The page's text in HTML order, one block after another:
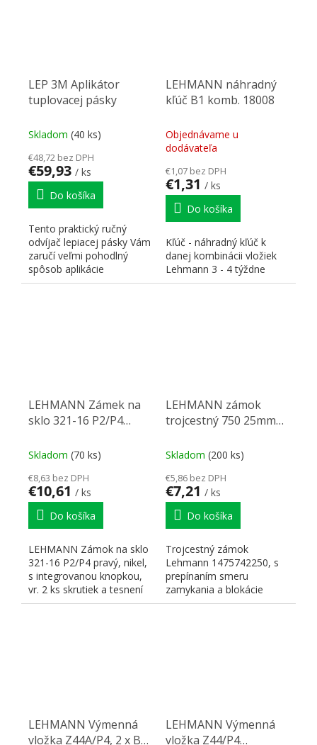
LEP 3M Aplikátor
tuplovacej pásky
Skladom (40 ks)
€48,72 bez DPH
€59,93 / ks
Do košíka
Tento praktický ručný
odvíjač lepiacej pásky Vám
zaručí veľmi pohodlný
spôsob aplikácie
obojstranne lepiacich
LEHMANN náhradný
kľúč B1 komb. 18008
Objednávame u
dodávateľa
€1,07 bez DPH
€1,31 / ks
Do košíka
Kľúč - náhradný kľúč k
danej kombinácii vložiek
Lehmann 3 - 4 týždne
LEHMANN Zámek na
sklo 321-16 P2/P4
integrovanou
Skladom (70 ks)
€8,63 bez DPH
€10,61 / ks
Do košíka
LEHMANN Zámok na sklo
321-16 P2/P4 pravý, nikel,
s integrovanou knopkou,
vr. 2 ks skrutiek a tesnení
Priemer vŕtania...
LEHMANN zámok
trojcestný 750 25mm
Skladom (200 ks)
€5,86 bez DPH
€7,21 / ks
Do košíka
Trojcestný zámok
Lehmann 1475742250, s
prepínaním smeru
zamykania a blokácie
vytiahnutia kľúča v
LEHMANN Výmenná
vložka Z44A/P4, 2 x B1,
LEHMANN Výmenná
vložka Z44/P4